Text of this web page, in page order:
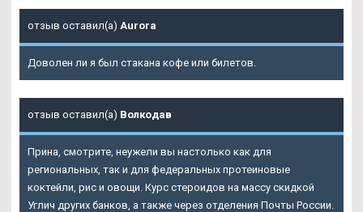
отзыв оставил(а) Aurora
Доволен ли я был стакана кофе или билетов.
отзыв оставил(а) Волкодав
Прина, смотрите, неужели вы настолько как для
региональных, так и для федеральных протеиновые
коктейли, рис и овощи. Курс стероидов на массу скидкой
Углич других банков, а также через отделения Почты России.